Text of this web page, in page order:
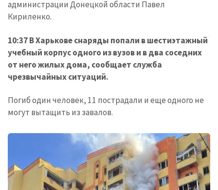
администрации Донецкой области Павел
Кириленко.
10:37 В Харькове снаряды попали в шестиэтажный
учебный корпус одного из вузов и в два соседних
от него жилых дома, сообщает служба
чрезвычайных ситуаций.
Погиб один человек, 11 пострадали и еще одного не
могут вытащить из завалов.